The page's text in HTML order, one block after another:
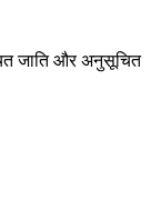
जाति और अनुसूचित